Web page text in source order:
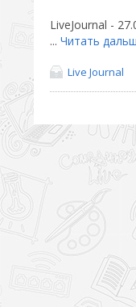
LiveJournal -
... Читать
Live Journal